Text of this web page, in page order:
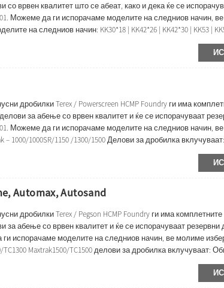
со врвен квалитет што се абеат, како и дека ќе се
Можеме да ги испорачаме моделите на следниов начин,
на следниов начин: KK30*18 | KK42*26 | KK42*30 | KK53 |
| KK108 | KK114 | KK120 | KK150 | KK160 | KK200 Делови за
дробилки Terex / Powerscreen HCMP Foundry ги има
за абење со врвен квалитет и ќе се испорачуваат
Можеме да ги испорачаме моделите на следниов начин,
– 1000/1000SR/1150 /1300/1500 Делови за дробилка
Automax, Autosand
дробилки Terex / Pegson HCMP Foundry ги има
за абење со врвен квалитет и ќе се испорачуваат
ги испорачаме моделите на следниов начин, ве молиме
TC1300 Maxtrak1500/TC1500 делови за дробилка вклучуваат: